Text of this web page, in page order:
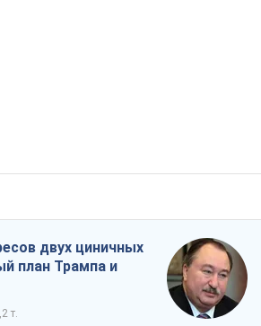
двух циничных
план Трампа и
т.